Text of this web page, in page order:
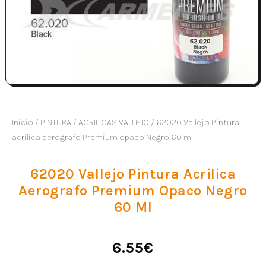
Inicio / PINTURA / ACRILICAS VALLEJO / 62020 Vallejo Pintura
acrilica aerografo Premium opaco Negro 60 ml
62020 Vallejo Pintura Acrilica
Aerografo Premium Opaco Negro
60 Ml
6.55€